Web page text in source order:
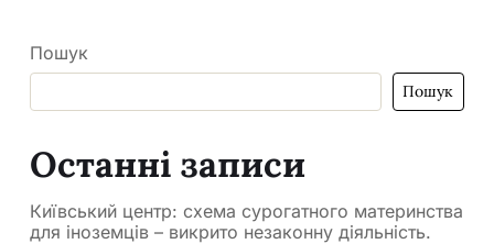
Пошук
Пошук
Останні записи
Київський центр: схема сурогатного материнства
для іноземців – викрито незаконну діяльність.